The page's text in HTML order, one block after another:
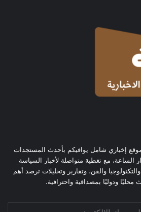
موقع إخباري شامل يوافيكم بأحدث المستجدات
الساعة، مع تغطية متواصلة لأخبار السياسة
والفن، وتقارير وتحليلات ترصد أهم
محليًا ودوليًا بمصداقية واحترافية.